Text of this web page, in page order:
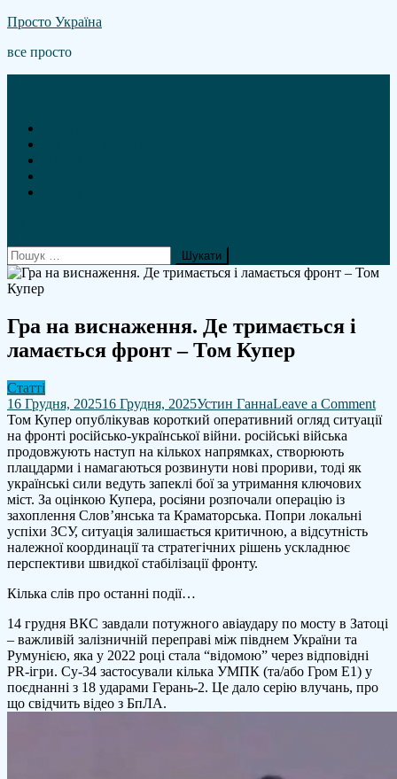
Skip
content
Просто Україна
все просто
Пошук:
Гра на виснаження. Де тримається і
ламається фронт – Том Купер
Статті
16 Грудня, 202516 Грудня, 2025Устин ГаннаLeave a Commenton
Гра
Том Купер опублікував короткий оперативний огляд ситуації
на фронті російсько-української війни. російські війська
продовжують наступ на кількох напрямках, створюють
плацдарми і намагаються розвинути нові прориви, тоді як
українські сили ведуть запеклі бої за утримання ключових
міст. За оцінкою Купера, росіяни розпочали операцію із
захоплення Слов’янська та Краматорська. Попри локальні
успіхи ЗСУ, ситуація залишається критичною, а відсутність
належної координації та стратегічних рішень ускладнює
перспективи швидкої стабілізації фронту.
Кілька слів про останні події…
14 грудня ВКС завдали потужного авіаудару по мосту в Затоці
– важливій залізничній переправі між півднем України та
Румунією, яка у 2022 році стала “відомою” через відповідні
PR-ігри. Су-34 застосували кілька УМПК (та/або Гром Е1) у
поєднанні з 18 ударами Герань-2. Це дало серію влучань, про
що свідчить відео з БпЛА.